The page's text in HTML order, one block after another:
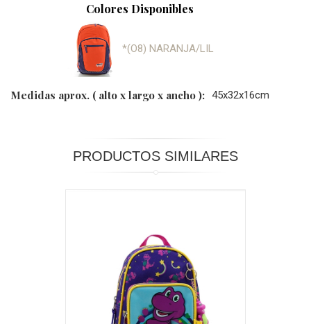
Colores Disponibles
*(O8) NARANJA/LIL
Medidas aprox. ( alto x largo x ancho ): 45x32x16cm
PRODUCTOS SIMILARES